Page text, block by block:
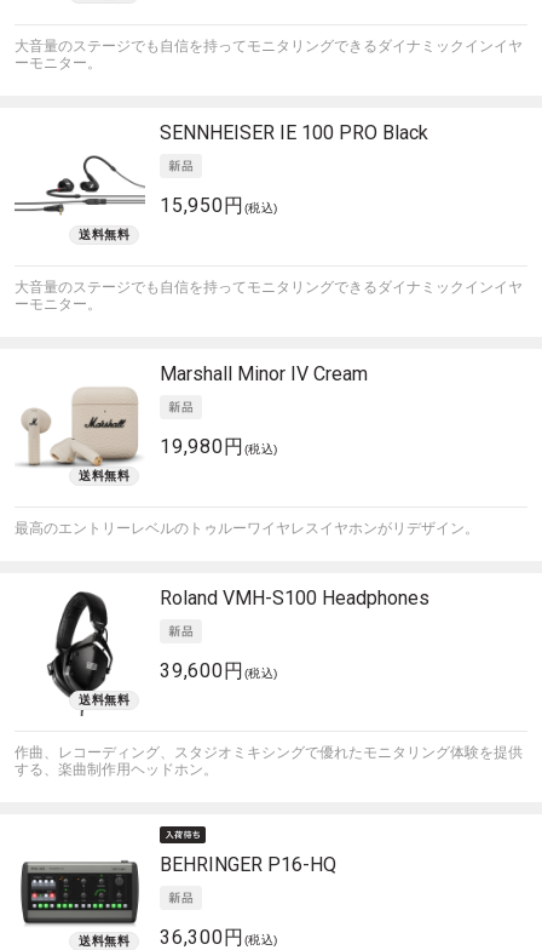
大音量のステージでも自信を持ってモニタリングできるダイナミックインイヤ
ーモニター。
SENNHEISER IE 100 PRO Black
15,950円 (税込)
大音量のステージでも自信を持ってモニタリングできるダイナミックインイヤ
ーモニター。
Marshall Minor IV Cream
19,980円 (税込)
最高のエントリーレベルのトゥルーワイヤレスイヤホンがリデザイン。
Roland VMH-S100 Headphones
39,600円 (税込)
作曲、レコーディング、スタジオミキシングで優れたモニタリング体験を提供
する、楽曲制作用ヘッドホン。
BEHRINGER P16-HQ
36,300円 (税込)